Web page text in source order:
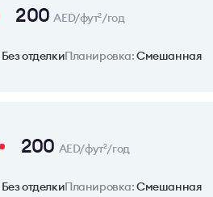
200AED/фут2/год
Без отделкиПланировка:Смешанная
200 AED/фут2/год
Без отделкиПланировка:Смешанная